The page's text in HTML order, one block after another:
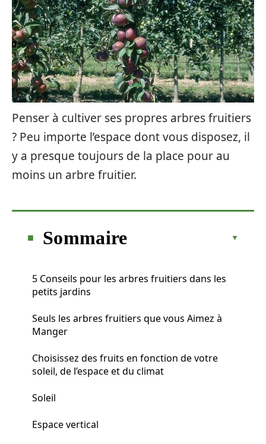
Penser à cultiver ses propres arbres fruitiers
? Peu importe l’espace dont vous disposez, il
y a presque toujours de la place pour au
moins un arbre fruitier.
Sommaire
5 Conseils pour les arbres fruitiers dans les
petits jardins
Seuls les arbres fruitiers que vous Aimez à
Manger
Choisissez des fruits en fonction de votre
soleil, de l’espace et du climat
Soleil
Espace vertical